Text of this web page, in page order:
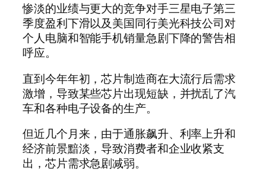
惨淡的业绩与更大的竞争对手三星电子第三
季度盈利下滑以及美国同行美光科技公司对
个人电脑和智能手机销量急剧下降的警告相
呼应。
直到今年年初，芯片制造商在大流行后需求
激增，导致某些芯片出现短缺，并扰乱了汽
车和各种电子设备的生产。
但近几个月来，由于通胀飙升、利率上升和
经济前景黯淡，导致消费者和企业收紧支
出，芯片需求急剧减弱。